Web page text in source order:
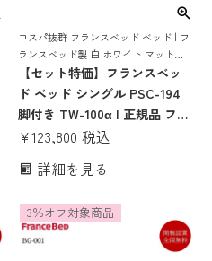
コスパ抜群 フランスベッド ベッド | フ
ランスベッド製 白 ホワイト マットレ
ス付き ベット マットレスセット 脚付
き スノコ すのこ すのこベッド 宮付き
宮 棚 コンセント付き 照明付き
【セット特価】フランスベッ
ド ベッド シングル PSC-194
脚付き TW-100α | 正規品 フラ
ンスベッド製 マットレス付き
スノコ PSC194 TW100
照明
¥123,800 税込
詳細を見る
3％オフ対象商品